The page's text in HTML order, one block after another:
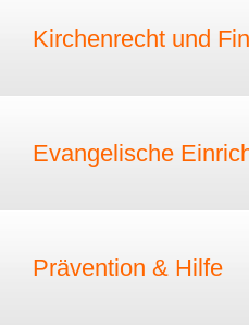
Kirchenrecht und
Evangelische
Prävention & Hilfe